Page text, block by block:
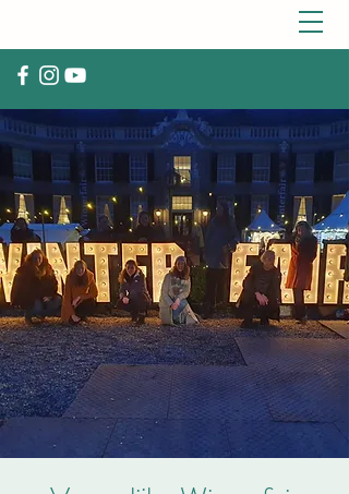
VOCAL GROUP AURORA